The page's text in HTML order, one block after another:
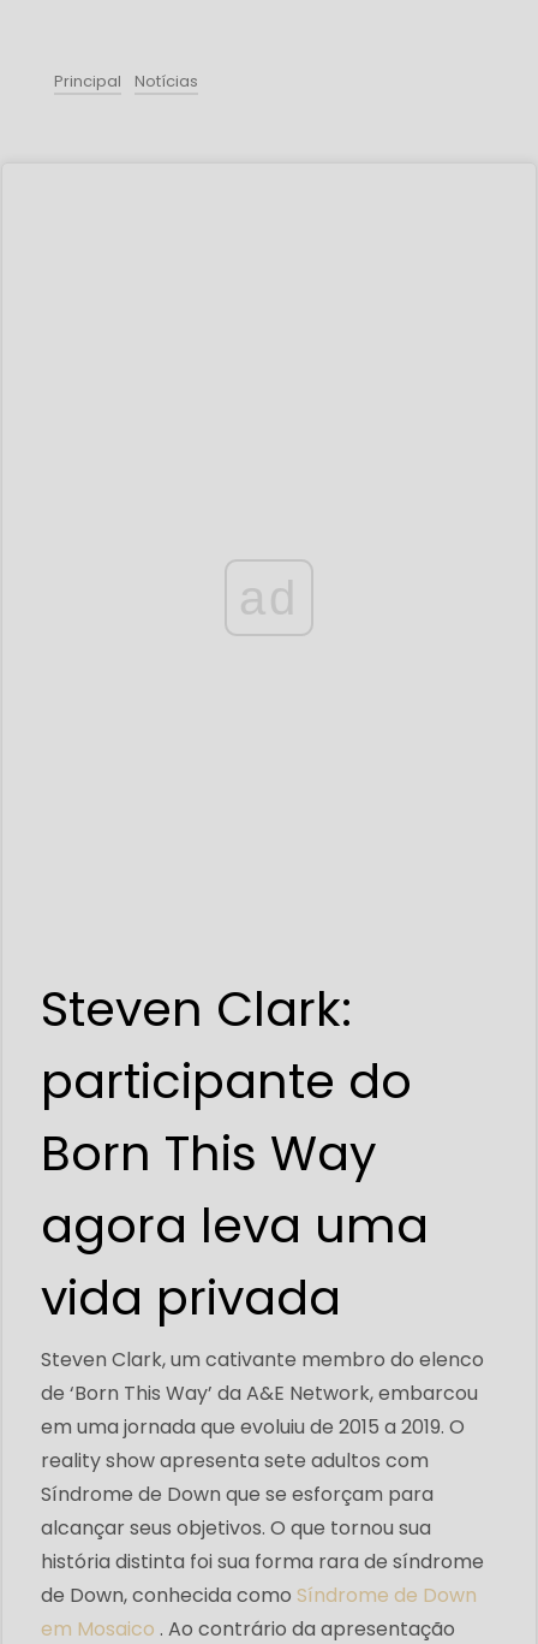
Principal Notícias
ad
Steven Clark:
participante do
Born This Way
agora leva uma
vida privada
Steven Clark, um cativante membro do elenco
de ‘Born This Way’ da A&E Network, embarcou
em uma jornada que evoluiu de 2015 a 2019. O
reality show apresenta sete adultos com
Síndrome de Down que se esforçam para
alcançar seus objetivos. O que tornou sua
história distinta foi sua forma rara de síndrome
de Down, conhecida como Síndrome de Down
em Mosaico . Ao contrário da apresentação